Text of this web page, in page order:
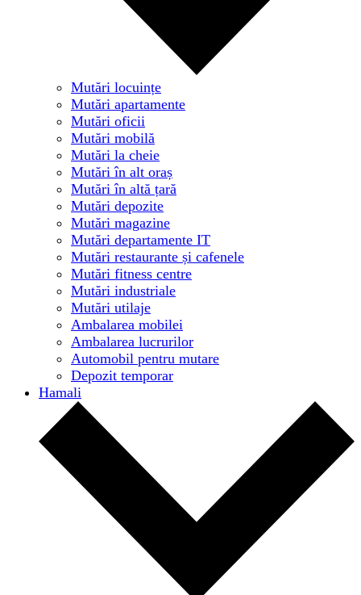
Mutări locuințe
Mutări apartamente
Mutări oficii
Mutări mobilă
Mutări la cheie
Mutări în alt oraș
Mutări în altă țară
Mutări depozite
Mutări magazine
Mutări departamente IT
Mutări restaurante și cafenele
Mutări fitness centre
Mutări industriale
Mutări utilaje
Ambalarea mobilei
Ambalarea lucrurilor
Automobil pentru mutare
Depozit temporar
Hamali